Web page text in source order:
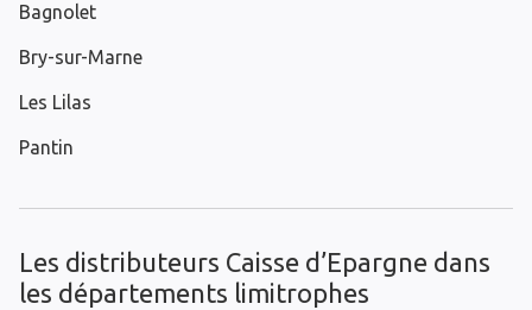
Bagnolet
Bry-sur-Marne
Les Lilas
Pantin
Les distributeurs Caisse d’Epargne dans
les départements limitrophes